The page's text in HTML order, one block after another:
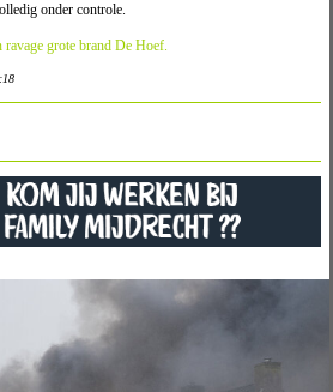
onder controle.
grote brand De Hoef.